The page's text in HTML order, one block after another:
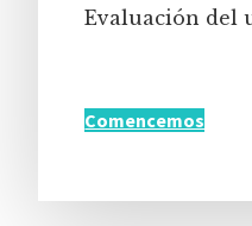
Evaluación del
Comencemos